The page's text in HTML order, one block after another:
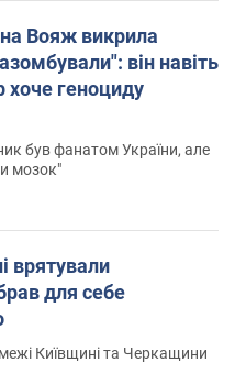
Вояж викрила
він навіть
хоче геноциду
був фанатом України, але
мозок"
врятували
для себе
Київщині та Черкащини